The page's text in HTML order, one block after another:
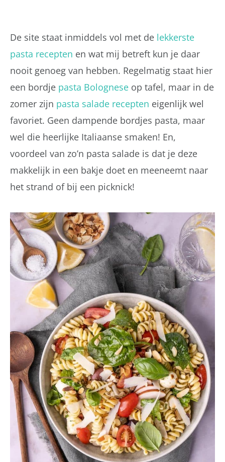
De site staat inmiddels vol met de lekkerste
pasta recepten en wat mij betreft kun je daar
nooit genoeg van hebben. Regelmatig staat hier
een bordje pasta Bolognese op tafel, maar in de
zomer zijn pasta salade recepten eigenlijk wel
favoriet. Geen dampende bordjes pasta, maar
wel die heerlijke Italiaanse smaken! En,
voordeel van zo’n pasta salade is dat je deze
makkelijk in een bakje doet en meeneemt naar
het strand of bij een picknick!